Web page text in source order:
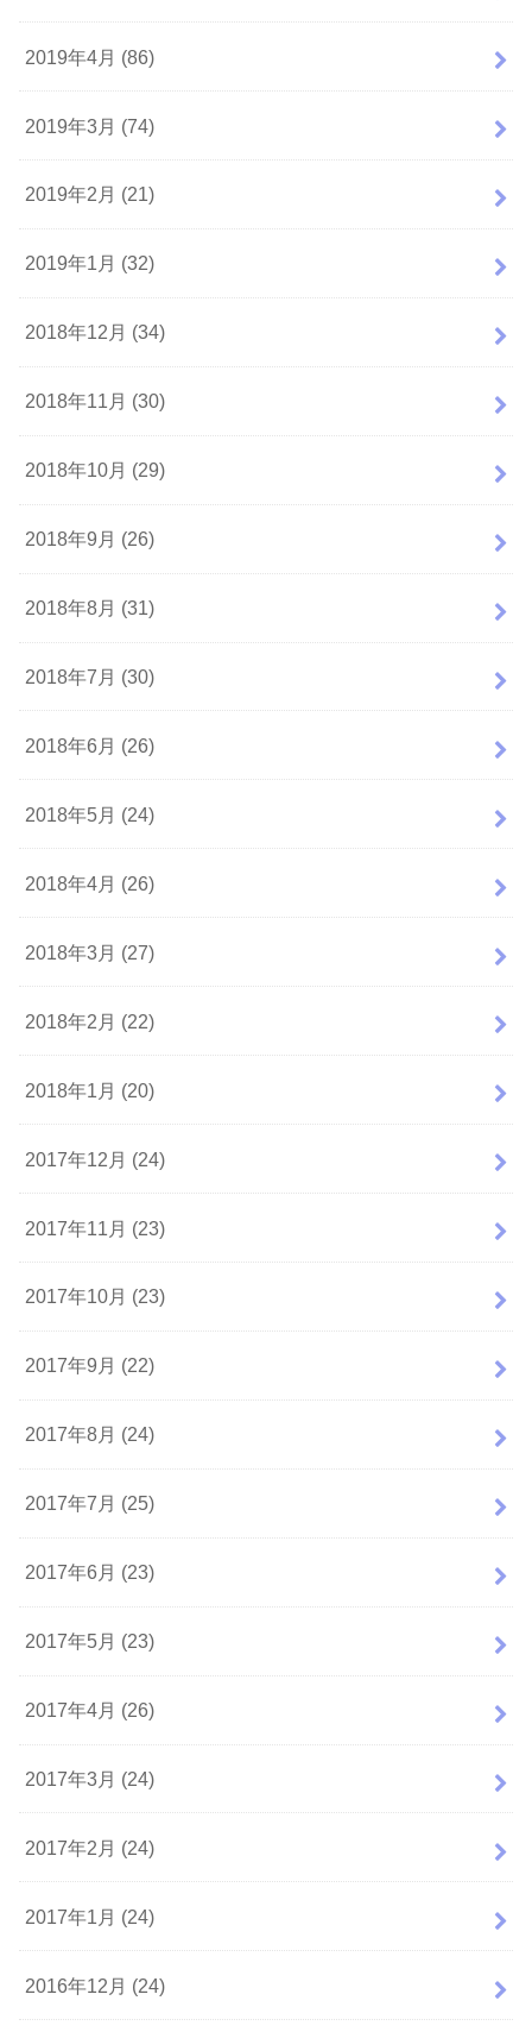
2019年4月 (86)
2019年3月 (74)
2019年2月 (21)
2019年1月 (32)
2018年12月 (34)
2018年11月 (30)
2018年10月 (29)
2018年9月 (26)
2018年8月 (31)
2018年7月 (30)
2018年6月 (26)
2018年5月 (24)
2018年4月 (26)
2018年3月 (27)
2018年2月 (22)
2018年1月 (20)
2017年12月 (24)
2017年11月 (23)
2017年10月 (23)
2017年9月 (22)
2017年8月 (24)
2017年7月 (25)
2017年6月 (23)
2017年5月 (23)
2017年4月 (26)
2017年3月 (24)
2017年2月 (24)
2017年1月 (24)
2016年12月 (24)